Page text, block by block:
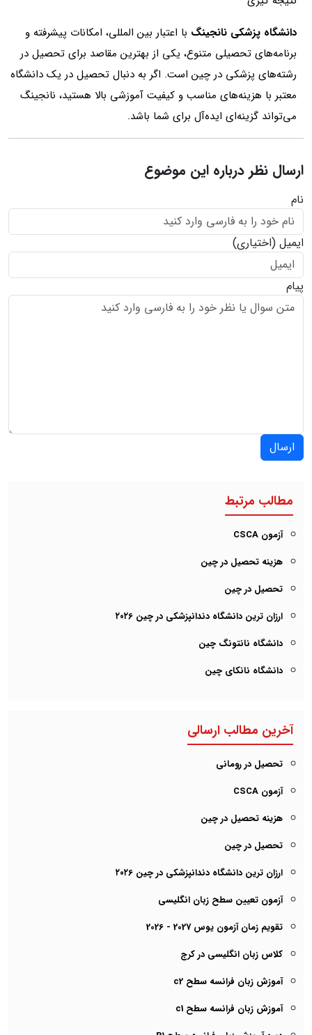
دانشگاه پزشکی نانجینگ با اعتبار بین‌ المللی، امکانات پیشرفته و
برنامه‌های تحصیلی متنوع، یکی از بهترین مقاصد برای تحصیل در
رشته‌های پزشکی در چین است. اگر به دنبال تحصیل در یک دانشگاه
معتبر با هزینه‌های مناسب و کیفیت آموزشی بالا هستید، نانجینگ
می‌تواند گزینه‌ای ایده‌آل برای شما باشد.
ارسال نظر درباره این موضوع
نام
ایمیل (اختیاری)
پیام
ارسال
مطالب مرتبط
آزمون CSCA
هزینه تحصیل در چین
تحصیل در چین
ارزان ترین دانشگاه دندانپزشکی در چین ۲۰۲6
دانشگاه نانتونگ چین
دانشگاه نانکای چین
آخرین مطالب ارسالی
تحصیل در رومانی
آزمون CSCA
هزینه تحصیل در چین
تحصیل در چین
ارزان ترین دانشگاه دندانپزشکی در چین ۲۰۲6
آزمون تعیین سطح زبان انگلیسی
تقویم زمان آزمون یوس 2027 - 2026
کلاس زبان انگلیسی در کرج
آموزش زبان فرانسه سطح c2
آموزش زبان فرانسه سطح c1